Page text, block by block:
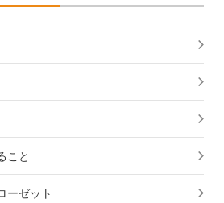
こと
ーゼット